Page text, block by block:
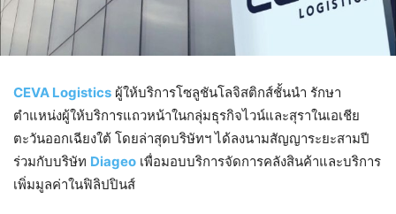
CEVA Logistics ผู้ให้บริการโซลูชันโลจิสติกส์ชั้นนำ รักษา
ตำแหน่งผู้ให้บริการแถวหน้าในกลุ่มธุรกิจไวน์และสุราในเอเชีย
ตะวันออกเฉียงใต้ โดยล่าสุดบริษัทฯ ได้ลงนามสัญญาระยะสามปี
ร่วมกับบริษัท Diageo เพื่อมอบบริการจัดการคลังสินค้าและบริการ
เพิ่มมูลค่าในฟิลิปปินส์